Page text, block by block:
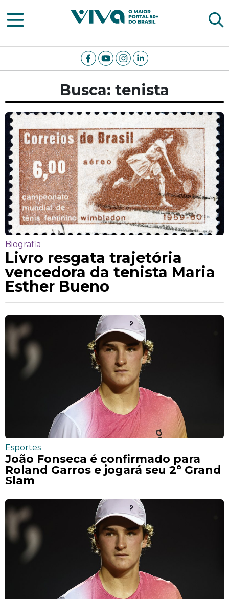
Viva Notícias
Busca: tenista
Biografia
Livro resgata trajetória
vencedora da tenista Maria
Esther Bueno
Esportes
João Fonseca é confirmado para
Roland Garros e jogará seu 2º Grand
Slam